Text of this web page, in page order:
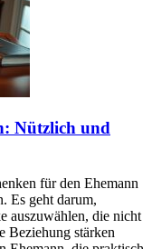
Nützlich und
für den Ehemann
Es geht darum,
auszuwählen, die nicht
Beziehung stärken